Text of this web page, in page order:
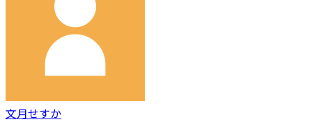
文月せすか